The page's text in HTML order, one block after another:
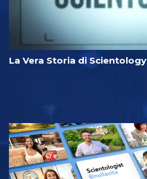
La Vera Storia di Scientology